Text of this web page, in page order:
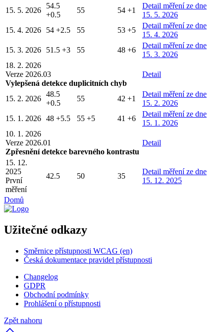
15. 5. 2026
54.5
+0.5
55 54 +1
Detail měření ze dne
15. 5. 2026
15. 4. 2026
54 +2.5 55 53 +5
Detail měření ze dne
15. 4. 2026
15. 3. 2026
51.5 +3 55 48 +6
Detail měření ze dne
15. 3. 2026
18. 2. 2026
Verze 2026.03
Vylepšená detekce duplicitních chyb
Detail
15. 2. 2026
48.5
+0.5
55 42 +1
Detail měření ze dne
15. 2. 2026
15. 1. 2026 48 +5.5 55 +5 41 +6
Detail měření ze dne
15. 1. 2026
10. 1. 2026
Verze 2026.01
Zpřesnění detekce barevného kontrastu
Detail
15. 12.
2025
První
měření
42.5 50 35
Detail měření ze dne
15. 12. 2025
Domů
Užitečné odkazy
Směrnice přístupnosti WCAG (en)
Česká dokumentace pravidel přístupnosti
Changelog
GDPR
Obchodní podmínky
Prohlášení o přístupnosti
Zpět nahoru